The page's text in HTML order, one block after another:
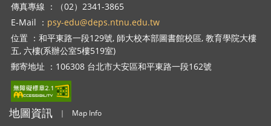
傳真專線 ：（02）2341-3865
E-Mail ： psy-edu@deps.ntnu.edu.tw
位置 ：和平東路一段129號, 師大校本部圖書館校區, 教育學院大樓
五, 六樓(系辦公室5樓519室)
郵寄地址 ：106308 台北市大安區和平東路一段162號
地圖資訊 ｜ Map Info